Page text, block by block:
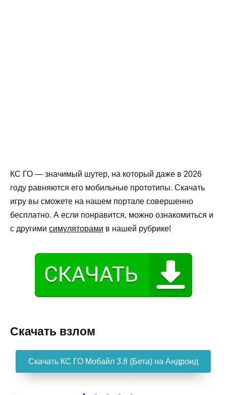
КС ГО — значимый шутер, на который даже в 2026
году равняются его мобильные прототипы. Скачать
игру вы сможете на нашем портале совершенно
бесплатно. А если понравится, можно ознакомиться и
с другими симуляторами в нашей рубрике!
Скачать взлом
Скачать КС ГО Мобайл 3.8 (Бета) на Андроид